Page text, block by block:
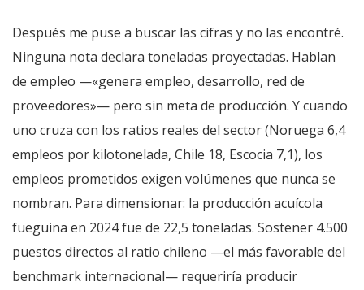
Después me puse a buscar las cifras y no las encontré.
Ninguna nota declara toneladas proyectadas. Hablan
de empleo —«genera empleo, desarrollo, red de
proveedores»— pero sin meta de producción. Y cuando
uno cruza con los ratios reales del sector (Noruega 6,4
empleos por kilotonelada, Chile 18, Escocia 7,1), los
empleos prometidos exigen volúmenes que nunca se
nombran. Para dimensionar: la producción acuícola
fueguina en 2024 fue de 22,5 toneladas. Sostener 4.500
puestos directos al ratio chileno —el más favorable del
benchmark internacional— requeriría producir